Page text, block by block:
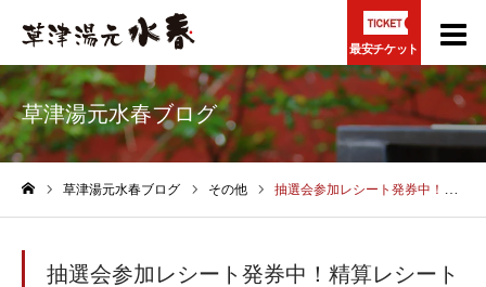
最安チケット
草津湯元水春ブログ
草津湯元水春ブログ その他 抽選会参加レシート発券中！精算レシート2,500円でガラガラ抽選会！
抽選会参加レシート発券中！精算レシート